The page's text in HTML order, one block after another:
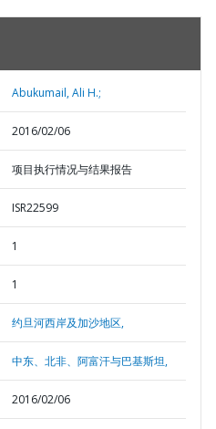
Abukumail, Ali H.;
2016/02/06
项目执行情况与结果报告
ISR22599
1
1
约旦河西岸及加沙地区,
中东、北非、阿富汗与巴基斯坦,
2016/02/06